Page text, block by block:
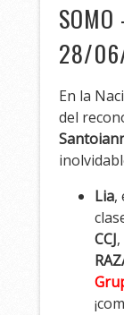
28/
En la
del
Lia,
CCJ